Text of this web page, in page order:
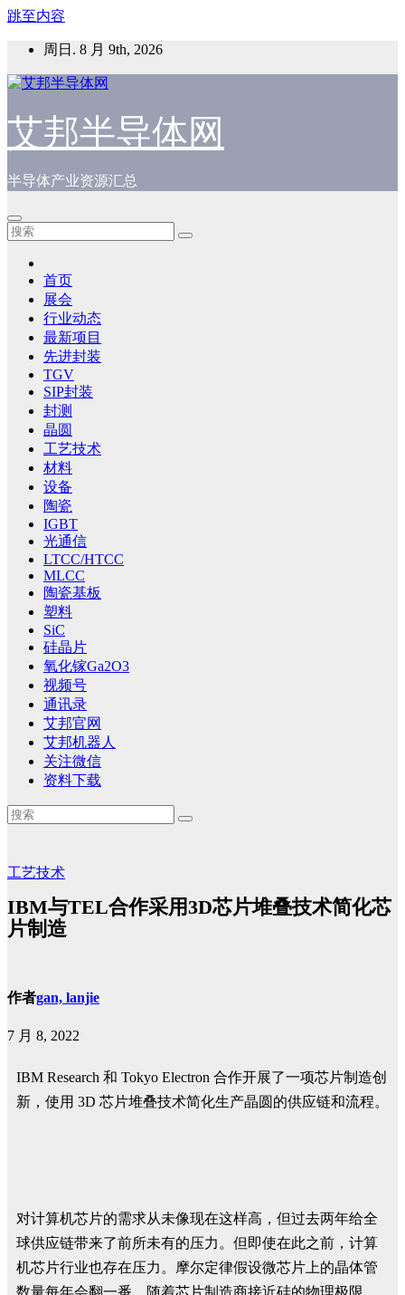
跳至内容
周日. 8 月 9th, 2026
艾邦半导体网
半导体产业资源汇总
首页
展会
行业动态
最新项目
先进封装
TGV
SIP封装
封测
晶圆
工艺技术
材料
设备
陶瓷
IGBT
光通信
LTCC/HTCC
MLCC
陶瓷基板
塑料
SiC
硅晶片
氧化镓Ga2O3
视频号
通讯录
艾邦官网
艾邦机器人
关注微信
资料下载
工艺技术
IBM与TEL合作采用3D芯片堆叠技术简化芯
片制造
作者gan, lanjie
7 月 8, 2022
IBM Research 和 Tokyo Electron 合作开展了一项芯片制造创
新，使用 3D 芯片堆叠技术简化生产晶圆的供应链和流程。
对计算机芯片的需求从未像现在这样高，但过去两年给全
球供应链带来了前所未有的压力。但即使在此之前，计算
机芯片行业也存在压力。摩尔定律假设微芯片上的晶体管
数量每年会翻一番，随着芯片制造商接近硅的物理极限，